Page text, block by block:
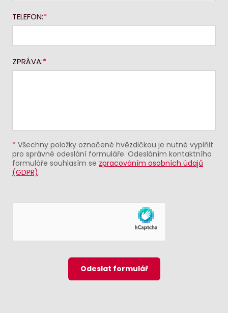
TELEFON:
ZPRÁVA:
* Všechny položky označené hvězdičkou je nutné vyplňit
pro správné odeslání formuláře. Odesláním kontaktního
formuláře souhlasím se zpracováním osobních údajů
(GDPR).
Odeslat formulář